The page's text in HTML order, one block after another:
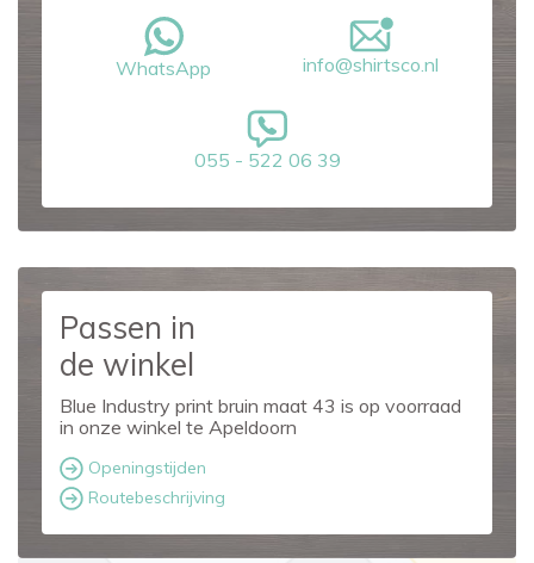
WhatsApp info@shirtsco.nl
055 - 522 06 39
Passen in
de winkel
Blue Industry print bruin maat 43 is op voorraad
in onze winkel te Apeldoorn
Openingstijden
Routebeschrijving